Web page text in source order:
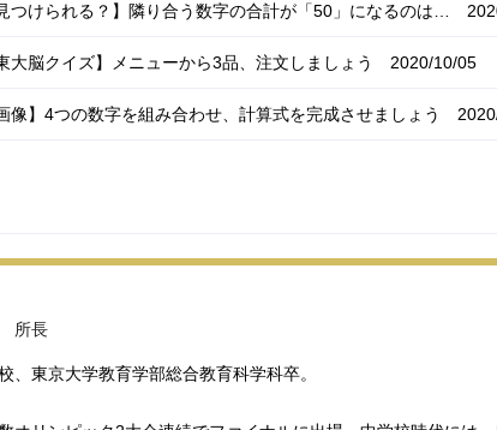
つけられる？】隣り合う数字の合計が「50」になるのは…
大脳クイズ】メニューから3品、注文しましょう 2020/10/05
像】4つの数字を組み合わせ、計算式を完成させましょう
所長
、東京大学教育学部総合教育科学科卒。